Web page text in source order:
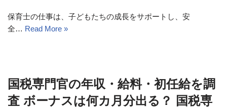
保育士の仕事は、子どもたちの成長をサポートし、安
全… Read More »
国税専門官の年収・給料・初任給を調
査 ボーナスは何カ月分出る？ 国税専